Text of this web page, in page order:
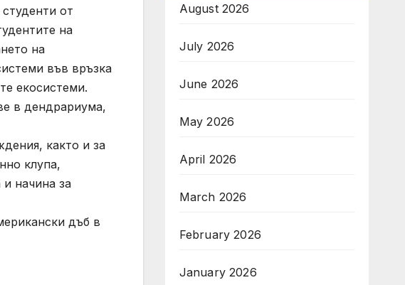
от
на
на
във връзка
екосистеми.
в дендрариума,
както и за
клупа,
начина за
дъб в
August 2026
July 2026
June 2026
May 2026
April 2026
March 2026
February 2026
January 2026